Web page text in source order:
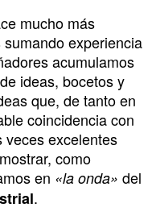
mucho más
experiencia
acumulamos
ideas, bocetos y
que, de tanto en
coincidencia con
veces excelentes
como
en «la onda» del
.